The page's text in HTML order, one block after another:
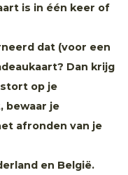
is in één keer of
dat (voor een
Dan krijg
op je
bewaar je
afronden van je
en België.